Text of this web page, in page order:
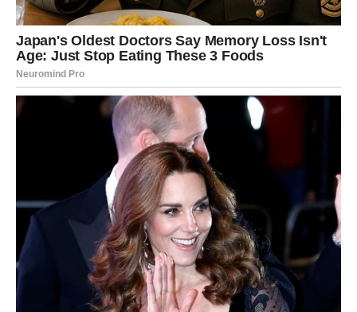
Lavovi bi mogli dobiti priliku da pokažu svoju snagu i
sposobnosti na način koji ranije nije bio moguć. Sudbina
im može otvoriti vrata koja vode ka novim iskustvima i
važnim životnim lekcijama.
Najvažnije je da veruju u sebe i u put kojim idu.